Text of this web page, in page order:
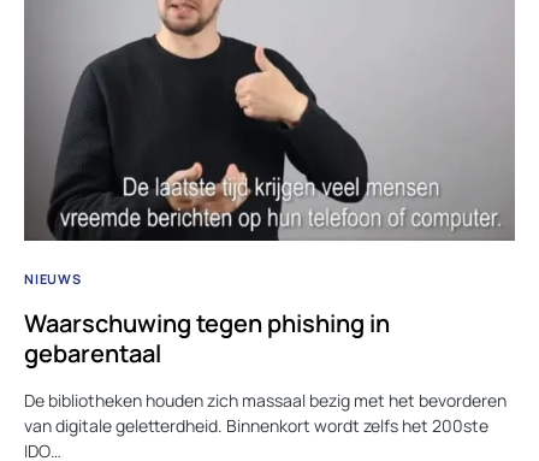
NIEUWS
Waarschuwing tegen phishing in
gebarentaal
De bibliotheken houden zich massaal bezig met het bevorderen
van digitale geletterdheid. Binnenkort wordt zelfs het 200ste
IDO…